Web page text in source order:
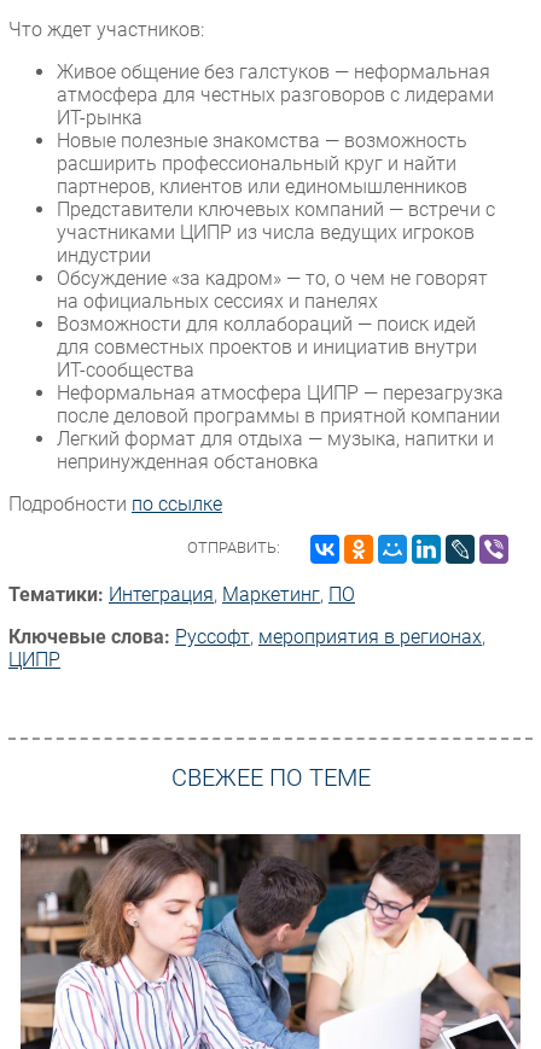
Регулирование
Финансы
Web
Безопасность
Инновации
CIO/Управление ИТ
Гаджеты
Здоровье
РАЗДЕЛЫ
Новости
Аналитика
Интервью
Мероприятия
Тестовый стенд
Каталог компаний
Что ждет участников:
Живое общение без галстуков — неформальная
атмосфера для честных разговоров с лидерами
ИТ-рынка
Новые полезные знакомства — возможность
расширить профессиональный круг и найти
партнеров, клиентов или единомышленников
Представители ключевых компаний — встречи с
участниками ЦИПР из числа ведущих игроков
индустрии
Обсуждение «за кадром» — то, о чем не говорят
на официальных сессиях и панелях
Возможности для коллабораций — поиск идей
для совместных проектов и инициатив внутри
ИТ-сообщества
Неформальная атмосфера ЦИПР — перезагрузка
после деловой программы в приятной компании
Легкий формат для отдыха — музыка, напитки и
непринужденная обстановка
Подробности по ссылке
ОТПРАВИТЬ:
Тематики: Интеграция, Маркетинг, ПО
Ключевые слова: Руссофт, мероприятия в регионах,
ЦИПР
СВЕЖЕЕ ПО ТЕМЕ